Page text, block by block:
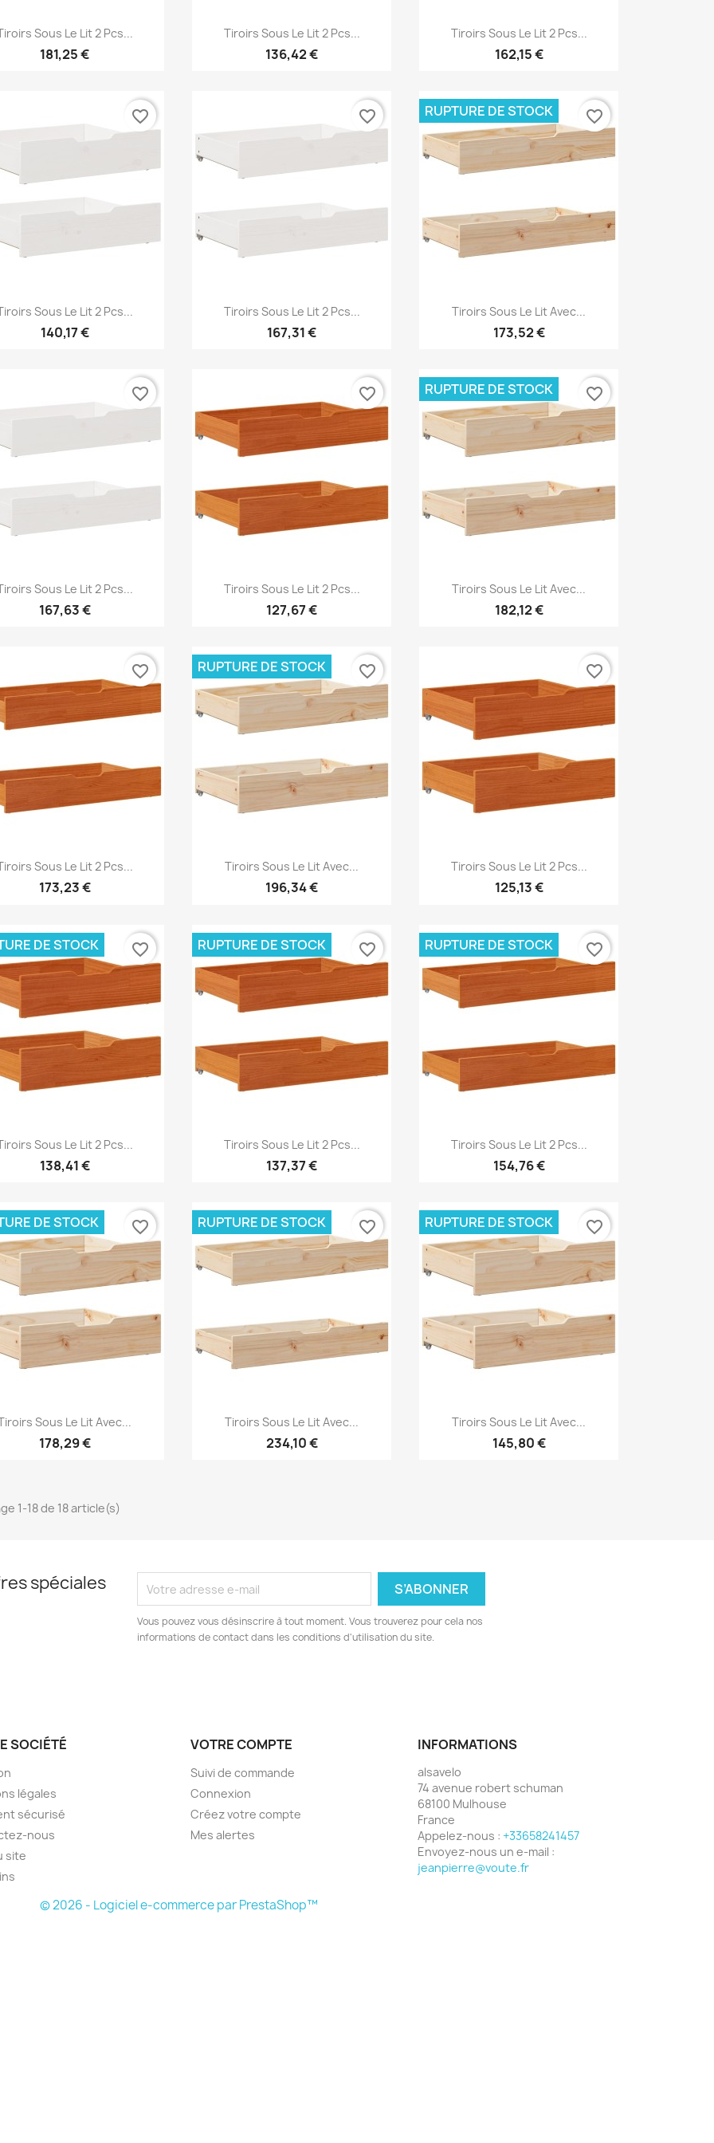
Aperçu rapide
Sous Le Lit 2 Pcs...
181,25 €
Aperçu rapide
Tiroirs Sous Le Lit 2 Pcs...
136,42 €
Aperçu rapide
Tiroirs Sous Le Lit 2 Pcs...
162,15 €
Aperçu rapide
Sous Le Lit 2 Pcs...
140,17 €
favorite_border
Aperçu rapide
Tiroirs Sous Le Lit 2 Pcs...
167,31 €
favorite_border
Aperçu rapide
Tiroirs Sous Le Lit Avec...
173,52 €
RUPTURE DE STOCK favorite_border
Aperçu rapide
Sous Le Lit 2 Pcs...
167,63 €
favorite_border
Aperçu rapide
Tiroirs Sous Le Lit 2 Pcs...
127,67 €
favorite_border
Aperçu rapide
Tiroirs Sous Le Lit Avec...
182,12 €
RUPTURE DE STOCK favorite_border
Aperçu rapide
Sous Le Lit 2 Pcs...
173,23 €
favorite_border
Aperçu rapide
Tiroirs Sous Le Lit Avec...
196,34 €
RUPTURE DE STOCK favorite_border
Aperçu rapide
Tiroirs Sous Le Lit 2 Pcs...
125,13 €
favorite_border
Aperçu rapide
Sous Le Lit 2 Pcs...
138,41 €
DE STOCK favorite_border
Aperçu rapide
Tiroirs Sous Le Lit 2 Pcs...
137,37 €
RUPTURE DE STOCK favorite_border
Aperçu rapide
Tiroirs Sous Le Lit 2 Pcs...
154,76 €
RUPTURE DE STOCK favorite_border
Aperçu rapide
Sous Le Lit Avec...
178,29 €
DE STOCK favorite_border
Aperçu rapide
Tiroirs Sous Le Lit Avec...
234,10 €
RUPTURE DE STOCK favorite_border
Aperçu rapide
Tiroirs Sous Le Lit Avec...
145,80 €
RUPTURE DE STOCK favorite_border
1-18 de 18 article(s)
spéciales
Vous pouvez vous désinscrire à tout moment. Vous trouverez pour cela nos
informations de contact dans les conditions d'utilisation du site.
SOCIÉTÉ
légales
sécurisé
nous
site
VOTRE COMPTE
Suivi de commande
Connexion
Créez votre compte
Mes alertes
INFORMATIONS
alsavelo
74 avenue robert schuman
68100 Mulhouse
France
Appelez-nous : +33658241457
Envoyez-nous un e-mail :
jeanpierre@voute.fr
© 2026 - Logiciel e-commerce par PrestaShop™